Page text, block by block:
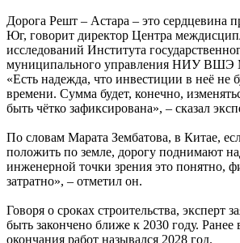
Дорога Решт – Астара – это сердцевина
Юг, говорит директор Центра
исследований Института
муниципального управления НИУ ВШЭ
«Есть надежда, что инвестиции в неё не
времени. Сумма будет, конечно,
быть чётко зафиксирована», – сказал
По словам Марата Зембатова, в Китае,
положить по земле, дорогу поднимают
инженерной точки зрения это понятно,
затратно», – отметил он.
Говоря о сроках строительства, эксперт
быть закончено ближе к 2030 году. Ранее
окончания работ назывался 2028 год.